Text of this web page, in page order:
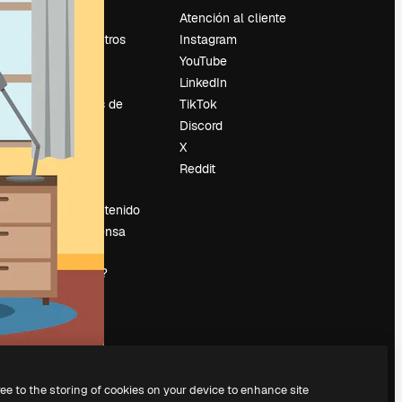
Sobre nosotros
Tendencias de
Blog
Slidesgo
Vender contenido
Sala de prensa
¿Buscas
magnific.ai?
Atención al cliente
Instagram
YouTube
LinkedIn
TikTok
Discord
X
Reddit
to the storing of cookies on your device to enhance site